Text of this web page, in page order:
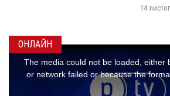
14 листопада 2025
ОНЛАЙН